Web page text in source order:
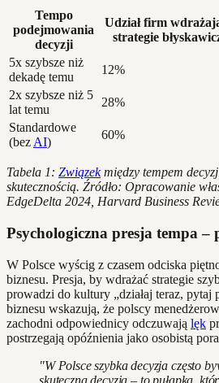
Tempo
podejmowania
decyzji
Udział firm
strategie
5x szybsze niż
dekadę temu
12%
2x szybsze niż 5
lat temu
28%
Standardowe
(bez AI)
60%
Tabela 1: Związekmiędzy tempem
skutecznością. Źródło: Opracowanie
EdgeDelta 2024, Harvard Business
Psychologiczna presja tempa –
W Polsce wyścig z czasem odciska
biznesu. Presja, by wdrażać strategie
prowadzi do kultury „działaj teraz, pytaj
biznesu wskazują, że polscy
zachodni odpowiednicy odczuwają lęk
postrzegają opóźnienia jako osobistą
"W Polsce szybka decyzja często
skuteczną decyzją – to pułapka,